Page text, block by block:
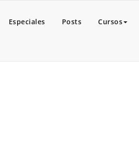
Especiales Posts Cursos